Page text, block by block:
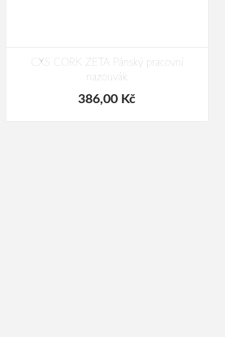
CXS CORK ZETA Pánský pracovní
nazouvák
386,00 Kč